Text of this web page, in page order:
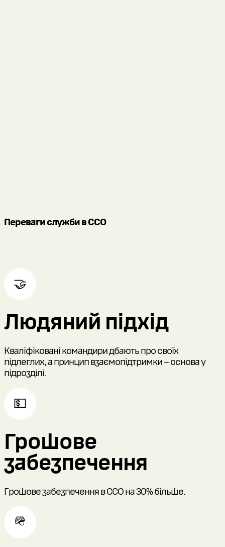
Переваги служби в ССО
🤝
Людяний підхід
Кваліфіковані командири дбають про своїх
підлеглих, а принцип взаємопідтримки – основа у
підрозділі.
💵
Грошове
забезпечення
Грошове забезпечення в ССО на 30% більше.
🪖